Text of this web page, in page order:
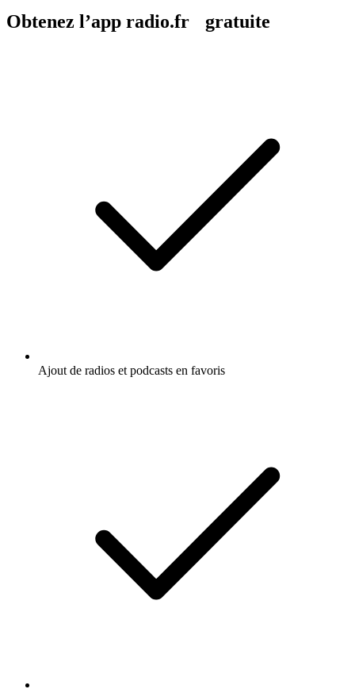
Obtenez l’app radio.fr gratuite
Ajout de radios et podcasts en favoris